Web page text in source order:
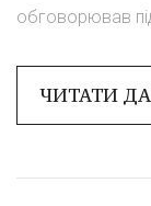
обговорював
ЧИТАТИ